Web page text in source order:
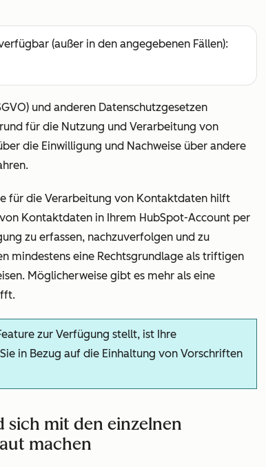
(außer in den angegebenen Fällen):
und anderen Datenschutzgesetzen
für die Nutzung und Verarbeitung von
die Einwilligung und Nachweise über andere
für die Verarbeitung von Kontaktdaten hilft
Kontaktdaten in Ihrem HubSpot-Account per
zu erfassen, nachzuverfolgen und zu
mindestens eine Rechtsgrundlage als triftigen
Möglicherweise gibt es mehr als eine
zur Verfügung stellt, ist Ihre
in Bezug auf die Einhaltung von Vorschriften
sich mit den einzelnen
machen